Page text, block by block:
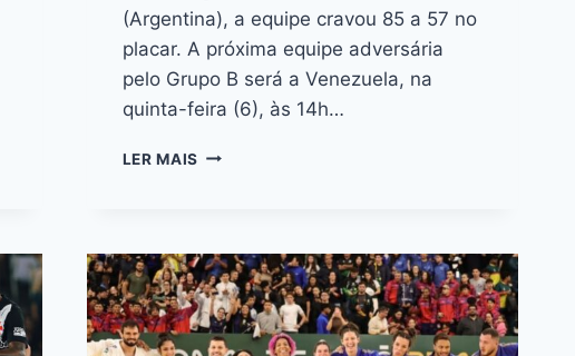
(Argentina), a equipe cravou 85 a 57 no
placar. A próxima equipe adversária
pelo Grupo B será a Venezuela, na
quinta-feira (6), às 14h…
LER MAIS